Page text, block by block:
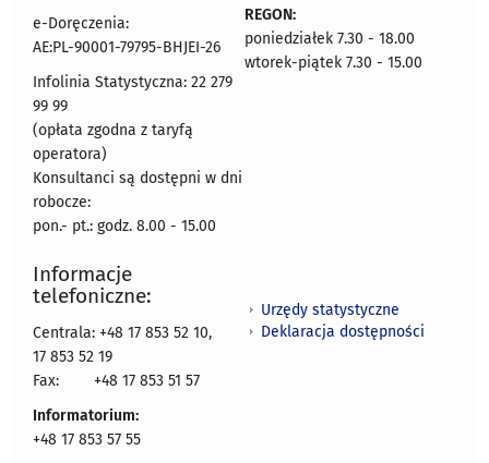
e-Doręczenia:
AE:PL-90001-79795-BHJEI-26
Infolinia Statystyczna: 22 279
99 99
(opłata zgodna z taryfą
operatora)
Konsultanci są dostępni w dni
robocze:
pon.- pt.: godz. 8.00 - 15.00
REGON:
poniedziałek 7.30 - 18.00
wtorek-piątek 7.30 - 15.00
Informacje
telefoniczne:
Centrala: +48 17 853 52 10,
17 853 52 19
Fax:
+48 17 853 51 57
Informatorium:
+48 17 853 57 55
Urzędy statystyczne
Deklaracja dostępności